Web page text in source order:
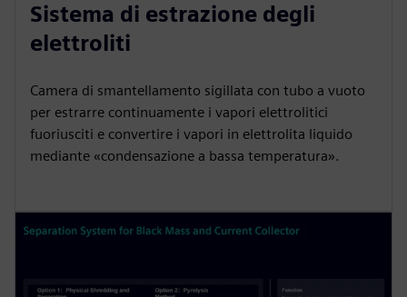
Sistema di estrazione degli
elettroliti
Camera di smantellamento sigillata con tubo a vuoto
per estrarre continuamente i vapori elettrolitici
fuoriusciti e convertire i vapori in elettrolita liquido
mediante «condensazione a bassa temperatura».